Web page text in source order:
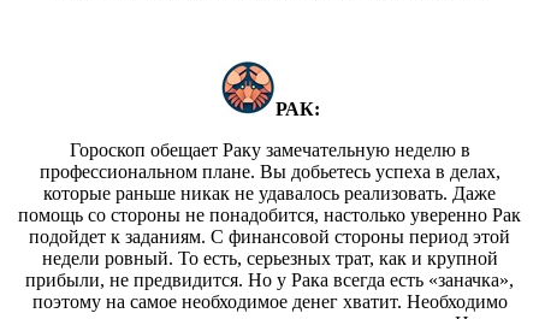
РАК:
Гороскоп обещает Раку замечательную неделю в
профессиональном плане. Вы добьетесь успеха в делах,
которые раньше никак не удавалось реализовать. Даже
помощь со стороны не понадобится, настолько уверенно Рак
подойдет к заданиям. С финансовой стороны период этой
недели ровный. То есть, серьезных трат, как и крупной
прибыли, не предвидится. Но у Рака всегда есть «заначка»,
поэтому на самое необходимое денег хватит. Необходимо